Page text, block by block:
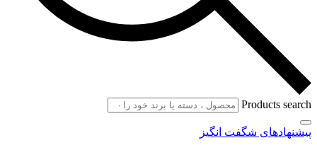
Products search
پیشنهادهای شگفت انگیز